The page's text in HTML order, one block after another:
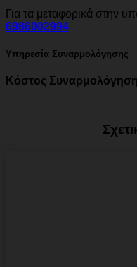
Για τα μεταφορικά στην
6986002994
Υπηρεσία Συναρμολόγησης
Κόστος